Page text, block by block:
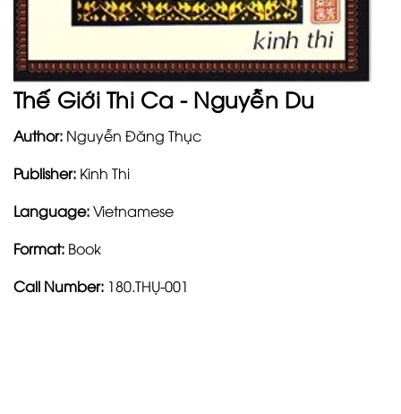
Thế Giới Thi Ca - Nguyễn Du
Author: Nguyễn Đăng Thục
Publisher: Kinh Thi
Language:Vietnamese
Format: Book
Call Number: 180.THỤ-001